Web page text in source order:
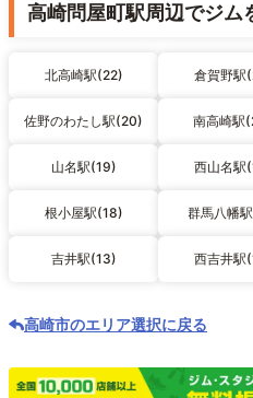
高崎問屋町駅周辺でジム
北高崎駅(22) 倉賀野駅
佐野のわたし駅(20) 南高崎駅
山名駅(19) 西山名駅
根小屋駅(18) 群馬八幡
吉井駅(13) 西吉井駅
高崎市のエリア選択に戻る